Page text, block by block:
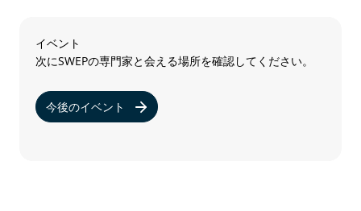
イベント
次にSWEPの専門家と会える場所を確認してください。
今後のイベント